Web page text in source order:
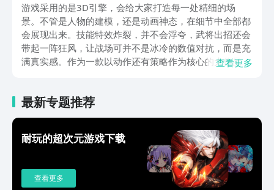
游戏采用的是3D引擎，会给大家打造每一处精细的场
景。不管是人物的建模，还是动画神态，在细节中全部都
会展现出来。技能特效炸裂，并不会浮夸，武将出招还会
带起一阵狂风，让战场可并不是冰冷的数值对抗，而是充
满真实感。作为一款以动作还有策略作为核心的大作品，
操作。游戏会打破单纯数值碾压，加入阵营克制等一系列
策略元素，可以满足大家的体验。武将系统是游戏的一大
亮点，里面会有上百位三国名将，每一位武将都有专属的
技能，还有天赋羁绊。玩家可以自由的招募培养心仪武
将，去解锁武将专属的剧情，然后去挖掘太史慈以及孙策
之间不为人知的故事。让名将不再是战斗工具，而是成为
了有血有肉的乱世豪杰，大家就可以把这一些角色放在一
查看更多
最新专题推荐
耐玩的超次元游戏下载
查看更多